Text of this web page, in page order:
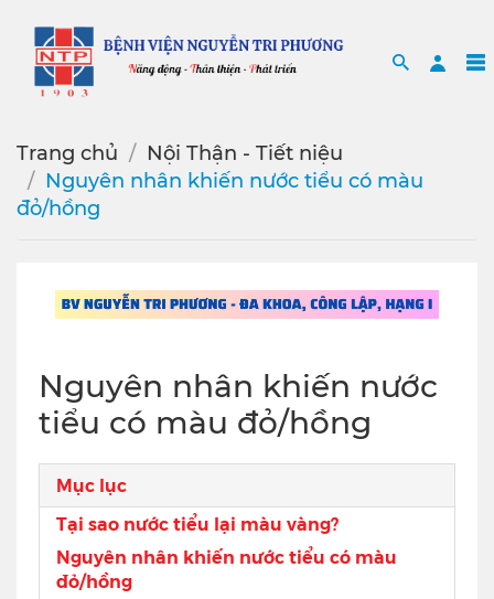
Search
Trang chủ
Nội Thận - Tiết niệu
Nguyên nhân khiến nước tiểu có màu
đỏ/hồng
Nguyên nhân khiến nước
tiểu có màu đỏ/hồng
Mục lục
Tại sao nước tiểu lại màu vàng?
Nguyên nhân khiến nước tiểu có màu
đỏ/hồng